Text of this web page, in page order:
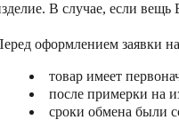
В случае, если
оформлением заявки на
товар имеет
после примерки на
сроки обмена были